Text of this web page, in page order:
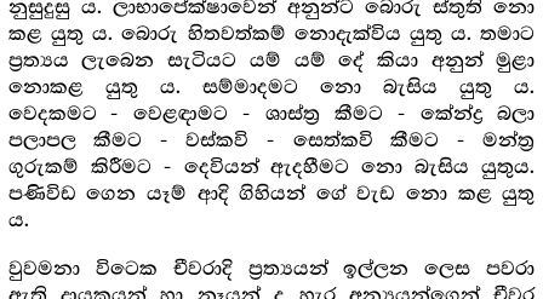
නුසුදුසු ය. ලාභාපේක්ෂාවෙන් අනුන්ට බොරු ස්තුති නො
කළ යුතු ය. බොරු හිතවත්කම් නොදැක්විය යුතු ය. තමාට
ප්‍ර‍ත්‍යය ලැබෙන සැටියට යම් යම් දේ කියා අනුන් මුළා
නොකළ යුතු ය. සම්මාදමට නො බැසිය යුතු ය.
වෙදකමට - වෙළඳාමට - ශාස්ත්‍ර‍ කීමට - කේන්ද්‍ර‍ බලා
පලාපල කීමට - වස්කවි - සෙත්කවි කීමට - මන්ත්‍ර‍
ගුරුකම් කිරීමට - දෙවියන් ඇදහීමට නො බැසිය යුතුය.
පණිවිඩ ගෙන යෑම් ආදි ගිහියන් ගේ වැඩ නො කළ යුතු
ය.
වුවමනා විටෙක චීවරාදි ප්‍ර‍ත්‍යයන් ඉල්ලන ලෙස පවරා